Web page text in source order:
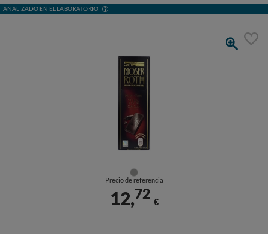
ANALIZADO EN EL LABORATORIO
Precio de referencia
12,72
€